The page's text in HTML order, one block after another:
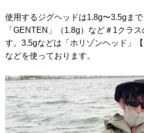
使用するジグヘッドは1.8g〜3.5gま
「GENTEN」（1.8g）など＃1クラ
す。3.5gなどは「ホリゾンヘッド」【
などを使っております。